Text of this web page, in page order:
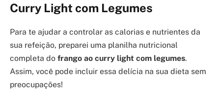
Curry Light com Legumes
Para te ajudar a controlar as calorias e nutrientes da
sua refeição, preparei uma planilha nutricional
completa do frango ao curry light com legumes.
Assim, você pode incluir essa delícia na sua dieta sem
preocupações!